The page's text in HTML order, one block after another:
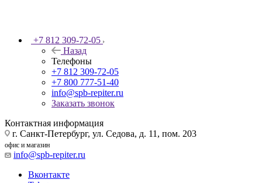
+7 812 309-72-05
Назад
Телефоны
+7 812 309-72-05
+7 800 777-51-40
info@spb-repiter.ru
Заказать звонок
Контактная информация
г. Санкт-Петербург, ул. Седова, д. 11, пом. 203
офис и магазин
info@spb-repiter.ru
Вконтакте